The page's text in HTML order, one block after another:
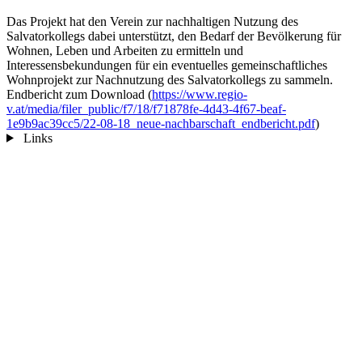
Das Projekt hat den Verein zur nachhaltigen Nutzung des
Salvatorkollegs dabei unterstützt, den Bedarf der Bevölkerung für
Wohnen, Leben und Arbeiten zu ermitteln und
Interessensbekundungen für ein eventuelles gemeinschaftliches
Wohnprojekt zur Nachnutzung des Salvatorkollegs zu sammeln.
Endbericht zum Download (https://www.regio-
v.at/media/filer_public/f7/18/f71878fe-4d43-4f67-beaf-
1e9b9ac39cc5/22-08-18_neue-nachbarschaft_endbericht.pdf)
Links